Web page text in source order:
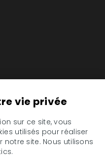
vie privée
sur ce site, vous
utilisés pour réaliser
site. Nous utilisons